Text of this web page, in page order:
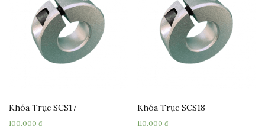
Khóa Trục SCS17
100.000 ₫
Khóa Trục SCS18
110.000₫